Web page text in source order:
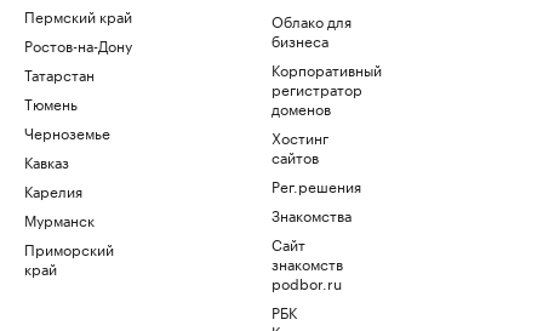
Пермский край
Ростов-на-Дону
Татарстан
Тюмень
Черноземье
Кавказ
Карелия
Мурманск
Приморский
край
Облако для
бизнеса
Корпоративный
регистратор
доменов
Хостинг
сайтов
Рег.решения
Знакомства
Сайт
знакомств
podbor.ru
РБК